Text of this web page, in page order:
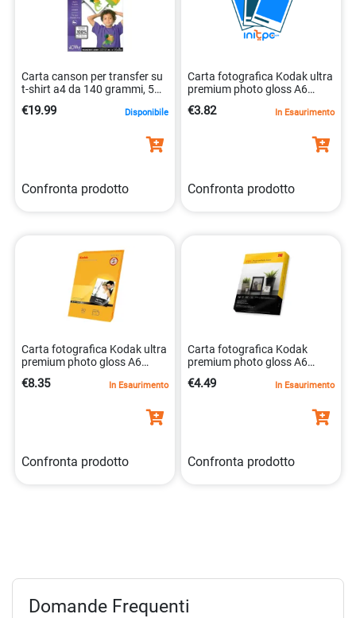
Carta canson per transfer su
t-shirt a4 da 140 grammi, 5
€19.99 Disponibile
Confronta prodotto
Carta fotografica Kodak ultra
premium photo gloss A6
€3.82 In Esaurimento
Confronta prodotto
Carta fotografica Kodak ultra
premium photo gloss A6
€8.35 In Esaurimento
Confronta prodotto
Carta fotografica Kodak
premium photo gloss A6
€4.49 In Esaurimento
Confronta prodotto
Domande Frequenti